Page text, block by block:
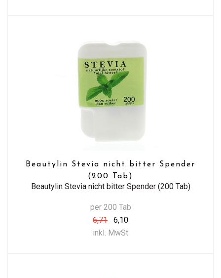
Beautylin Stevia nicht bitter Spender
(200 Tab)
Beautylin Stevia nicht bitter Spender (200 Tab)
per 200 Tab
6,71
6,10
inkl. MwSt